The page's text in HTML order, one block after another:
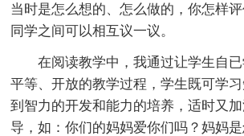
当时是怎么想的、怎么做的，你怎样评
同学之间可以相互议一议。
在阅读教学中，我通过让学生自
平等、开放的教学过程，学生既可学
到智力的开发和能力的培养，适时又加
导，如：你们的妈妈爱你们吗？妈妈